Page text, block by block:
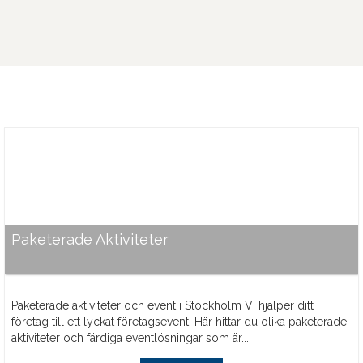
Paketerade Aktiviteter
Paketerade aktiviteter och event i Stockholm Vi hjälper ditt
företag till ett lyckat företagsevent. Här hittar du olika paketerade
aktiviteter och färdiga eventlösningar som är...